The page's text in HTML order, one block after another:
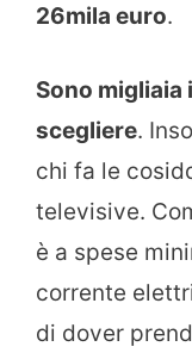
26mila euro.
Sono
scegliere.
chi fa le
televisive.
è a spese
corrente
di dover